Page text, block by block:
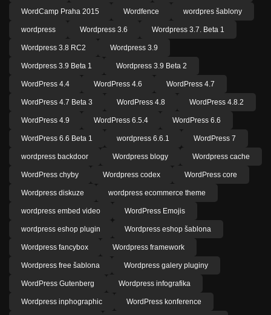
WordCamp Praha 2015 Wordfence wordpres šablony
wordpress Wordpress 3.6 Wordpress 3.7. Beta 1
Wordpress 3.8 RC2 Wordpress 3.9
Wordpress 3.9 Beta 1 Wordpress 3.9 Beta 2
WordPress 4.4 WordPress 4.6 WordPress 4.7
WordPress 4.7 Beta 3 WordPress 4.8 WordPress 4.8.2
WordPress 4.9 WordPress 6.5.4 WordPress 6.6
WordPress 6.6 Beta 1 wordpress 6.6.1 WordPress 7
wordpress backdoor Wordpress blogy Wordpress cache
WordPress chyby Wordpress codex WordPress core
Wordpress diskuze wordpress ecommerce theme
wordpress embed video WordPress Emojis
wordpress eshop plugin Wordpress eshop šablona
Wordpress fancybox Wordpress framework
Wordpress free šablona Wordpress galery pluginy
WordPress Gutenberg Wordpress infografika
Wordpress inphographic WordPress konference